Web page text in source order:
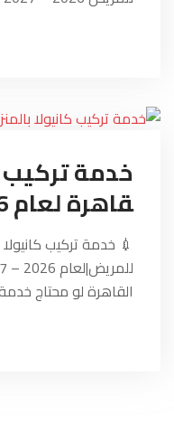
خدمة تركيب
قاهرة لعام 2026 – 2027
💉 خدمة تركيب
القاهرة لو محتاج